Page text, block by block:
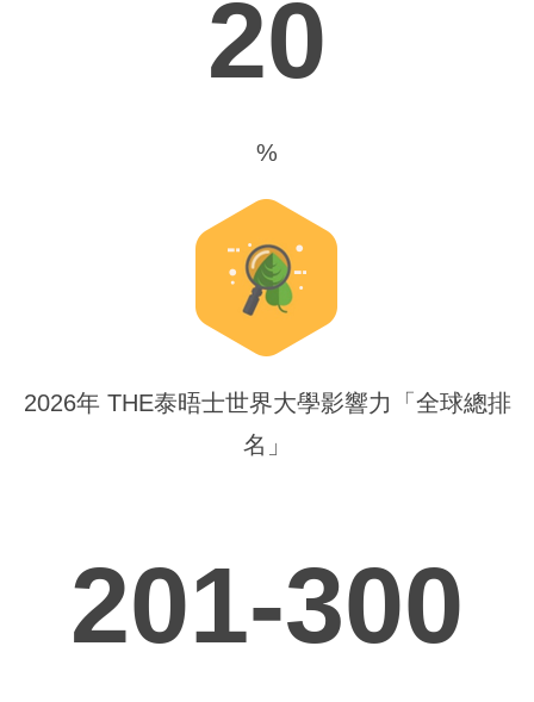
20
%
2026年 THE泰晤士世界大學影響力「全球總排
名」
201-300